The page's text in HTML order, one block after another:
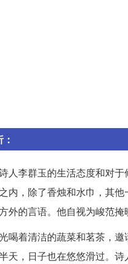
人李群玉的生活态度和对
内，除了香烛和水巾，其
外的言语。他自视为峻范掩
喝着清洁的蔬菜和茗茶，
天，日子也在悠悠滑过。